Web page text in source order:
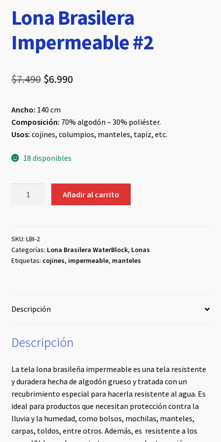
Lona Brasilera
Impermeable #2
$7.490 El
original
era:
$6.990El
es:
Ancho: 140 cm
Composición: 70% algodón – 30% poliéster.
Usos: cojines, columpios, manteles, tapiz, etc.
18 disponibles
cantidad
Añadir al carrito
SKU: LBI-2
Categorías: Lona Brasilera WaterBlock, Lonas
Etiquetas: cojines, impermeable, manteles
Descripción
Descripción
La tela lona brasileña impermeable es una tela resistente
y duradera hecha de algodón grueso y tratada con un
recubrimiento especial para hacerla resistente al agua. Es
ideal para productos que necesitan protección contra la
lluvia y la humedad, como bolsos, mochilas, manteles,
carpas, toldos, entre otros. Además, es resistente a los